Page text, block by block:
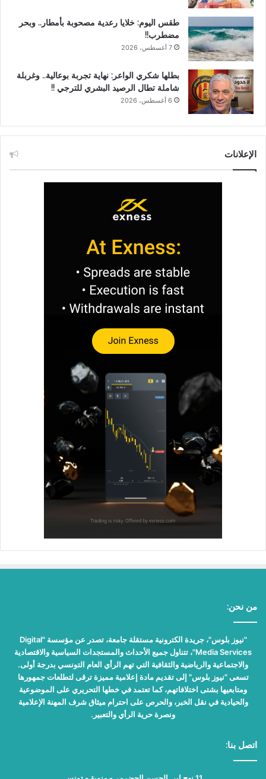
طقس اليوم: خلايا رعدية مصحوبة بأمطار.. وبحر
مضطرب!!
7 أغسطس، 2026
بطلها شكري الواعر: نهاية تجربة بوعالية.. وغربلة
شاملة تطال الرصيد البشري للترجي !!
6 أغسطس، 2026
الإعلانات
من نحن:
"نيوز بلوس"، جريدة الكترونية مستقلة جامعة، تصدر عن مؤسسة "Digital
Media Services"، تتناول جميع الأحداث والمستجدات السياسية والاقتصادية
والاجتماعية والرياضية والثقافية التي تهم الرأي العام التونسي بدرجة أولى.
تسعى "نيوز بلوس" إلى تقديم مادة إعلامية مميزة ترقى لتطلعات جمهورها
ومتابعيها بشتى اختلافاتهم، كما تعتمد في خطها التحريري على الموضوعية
والحيادية في نقل الخبر، والحرص على احترام ميثاق شرف المهنة الإعلامية
ونصرة حرية الرأي والتعبير.
اتصل بنا: